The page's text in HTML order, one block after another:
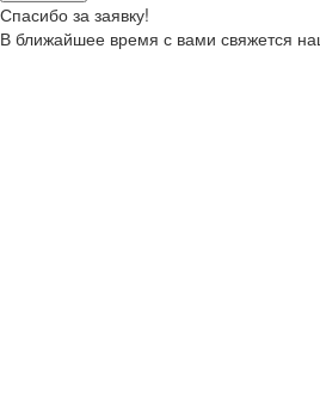
Спасибо за заявку!
В ближайшее время с вами свяжется